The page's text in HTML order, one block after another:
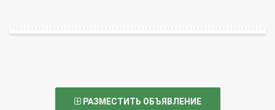
РАЗМЕСТИТЬ ОБЪЯВЛЕНИЕ